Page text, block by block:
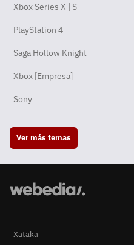
Xbox Series X | S
PlayStation 4
Saga Hollow Knight
Xbox [Empresa]
Sony
Ver más temas
Xataka